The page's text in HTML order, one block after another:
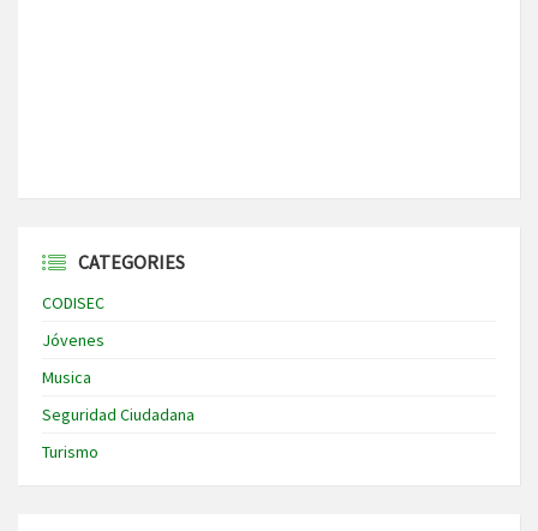
CATEGORIES
CODISEC
Jóvenes
Musica
Seguridad Ciudadana
Turismo